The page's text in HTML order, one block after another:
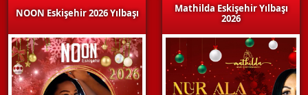
NOON Eskişehir 2026 Yılbaşı
Mathilda Eskişehir Yılbaşı
2026